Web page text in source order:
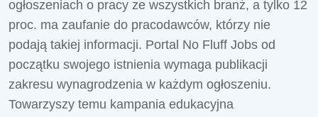
ogłoszeniach o pracy ze wszystkich branż, a tylko 12
proc. ma zaufanie do pracodawców, którzy nie
podają takiej informacji. Portal No Fluff Jobs od
początku swojego istnienia wymaga publikacji
zakresu wynagrodzenia w każdym ogłoszeniu.
Towarzyszy temu kampania edukacyjna